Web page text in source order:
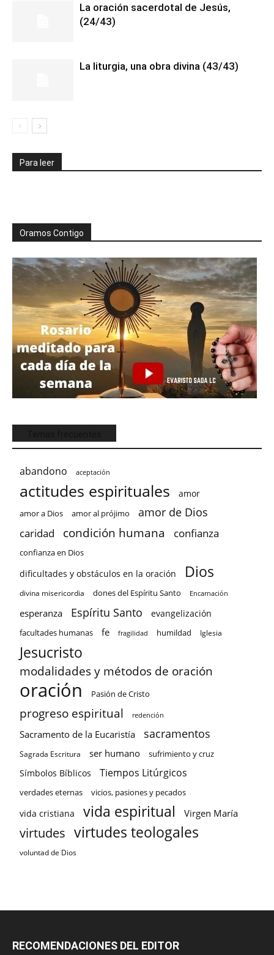
La oración sacerdotal de Jesús,
(24/43)
La liturgia, una obra divina (43/43)
Para leer
Oramos Contigo
abandono aceptación
actitudes espirituales amor
amor a Dios amor al prójimo amor de Dios
caridad condición humana confianza
confianza en Dios
dificultades y obstáculos en la oración Dios
divina misericordia dones del Espíritu Santo Encarnación
esperanza Espíritu Santo evangelización
facultades humanas fe fragilidad humildad Iglesia
Jesucristo
modalidades y métodos de oración
oración Pasión de Cristo
progreso espiritual redención
Sacramento de la Eucaristía sacramentos
Sagrada Escritura ser humano sufrimiento y cruz
Símbolos Bíblicos Tiempos Litúrgicos
verdades eternas vicios, pasiones y pecados
vida cristiana vida espiritual Virgen María
virtudes virtudes teologales
voluntad de Dios
RECOMENDACIONES DEL EDITOR